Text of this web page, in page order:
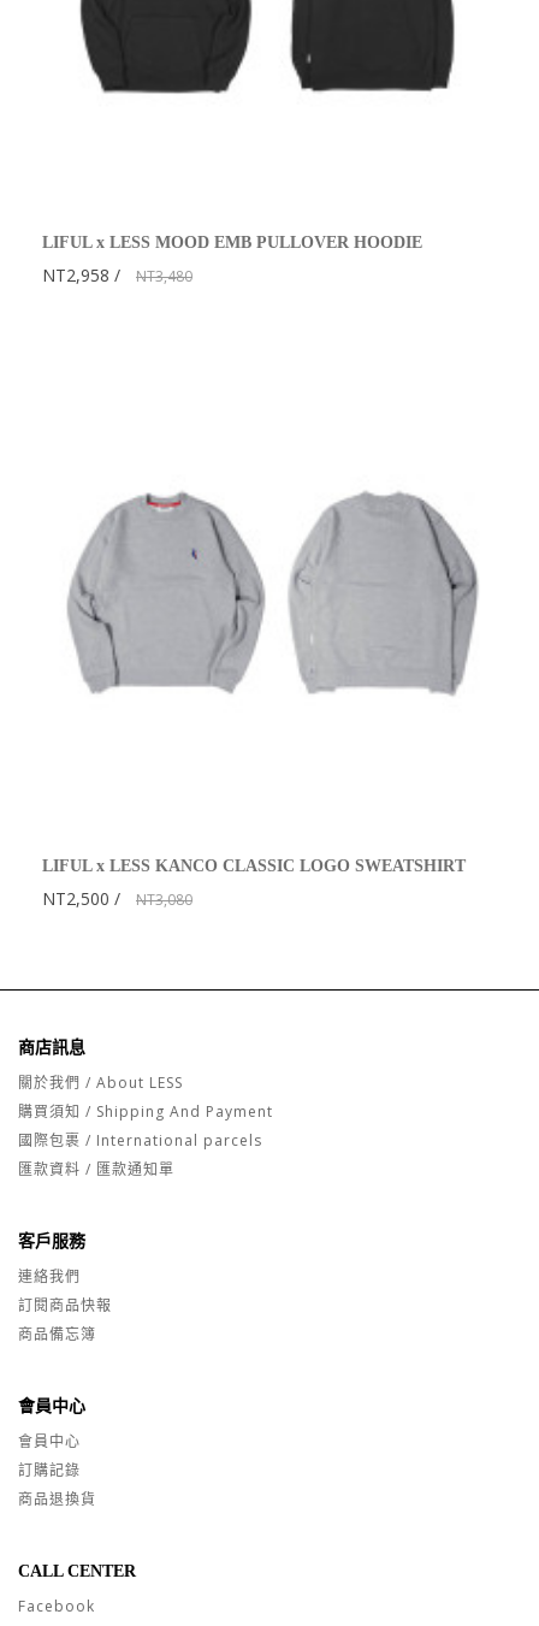
LIFUL x LESS MOOD EMB PULLOVER HOODIE
NT2,958 NT3,480
LIFUL x LESS KANCO CLASSIC LOGO SWEATSHIRT
NT2,500 NT3,080
商店訊息
關於我們 / About LESS
購買須知 / Shipping And Payment
國際包裹 / International parcels
匯款資料 / 匯款通知單
客戶服務
連絡我們
訂閱商品快報
商品備忘簿
會員中心
會員中心
訂購記錄
商品退換貨
CALL CENTER
Facebook